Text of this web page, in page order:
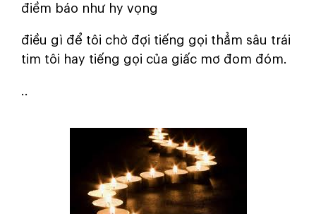
điềm báo như hy vọng
điều gì để tôi chờ đợi tiếng gọi thẳm sâu trái
tim tôi hay tiếng gọi của giấc mơ đom đóm.
..